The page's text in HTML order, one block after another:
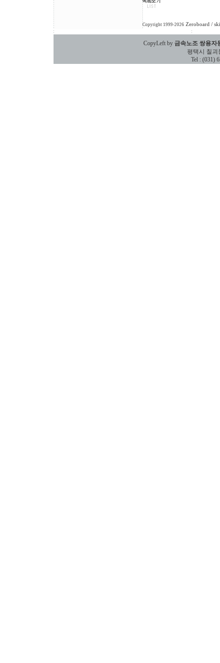
Copyright 1999-2026 Zeroboard /
CopyLeft by 금속노조 쌍용자
평택시 칠괴동
Tel : (031)